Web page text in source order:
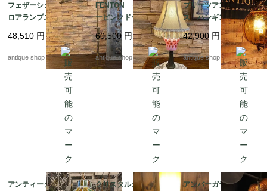
よりご指定下さい。
※上記以外のサイズで長さをご希望の場合は
50センチ単位毎に540円で延長が可能です。
ご購入時　白熱球　1個付属
フェザーシェード フ
ロアランプスタンド
48,510 円
antique shop at's
FENTON クランベリ
ーピンクドット テー
ブルランプ
60,500 円
antique shop at's
プリーツアンバーグラ
ス ハンギングランプ
42,900 円
antique shop at's
アンティーク ステン
クリスタルカットグラ
アンバーガラス ハンギ